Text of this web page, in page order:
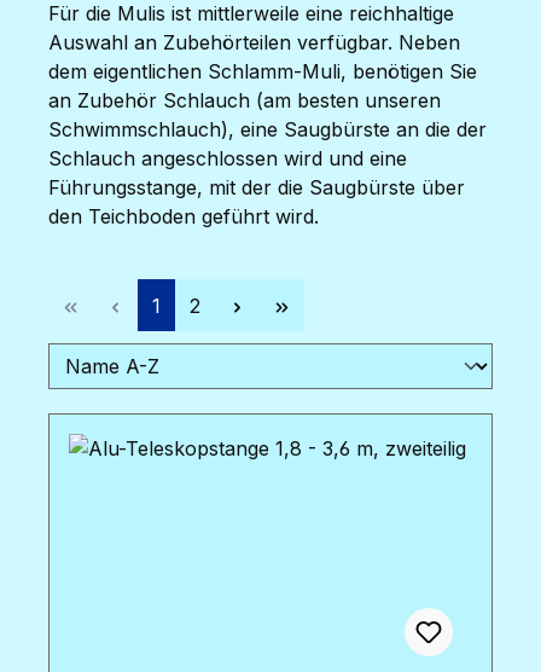
Für die Mulis ist mittlerweile eine reichhaltige
Auswahl an Zubehörteilen verfügbar. Neben
dem eigentlichen Schlamm-Muli, benötigen Sie
an Zubehör Schlauch (am besten unseren
Schwimmschlauch), eine Saugbürste an die der
Schlauch angeschlossen wird und eine
Führungsstange, mit der die Saugbürste über
den Teichboden geführt wird.
Seite
1 Seite
2